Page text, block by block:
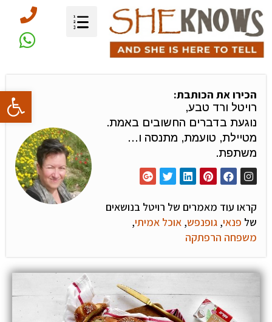
פתח הכירו את הכותבת:
רויטל ורד טבע,
נוגעת בדברים החשובים באמת.
מטיילת, טועמת, מתנסה ו…
משתפת.
קראו עוד מאמרים של רויטל בנושאים
של פנאי, גופנפש, אוכל אמיתי,
משפחה הרפתקה